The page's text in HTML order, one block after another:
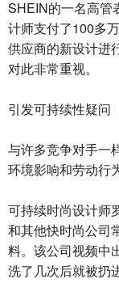
SHEIN的一名高管
计师支付了100多
供应商的新设计进
对此非常重视。
引发可持续性疑问
与许多竞争对手一
环境影响和劳动行
可持续时尚设计师
和其他快时尚公司
料。该公司视频中
洗了几次后就被扔